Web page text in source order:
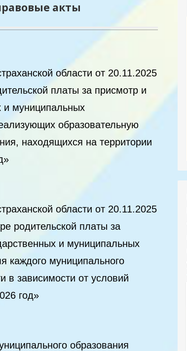
акты
области от 20.11.2025
платы за присмотр и
и муниципальных
образовательную
находящихся на территории
области от 20.11.2025
родительской платы за
и муниципальных
каждого муниципального
в зависимости от условий
год»
образования